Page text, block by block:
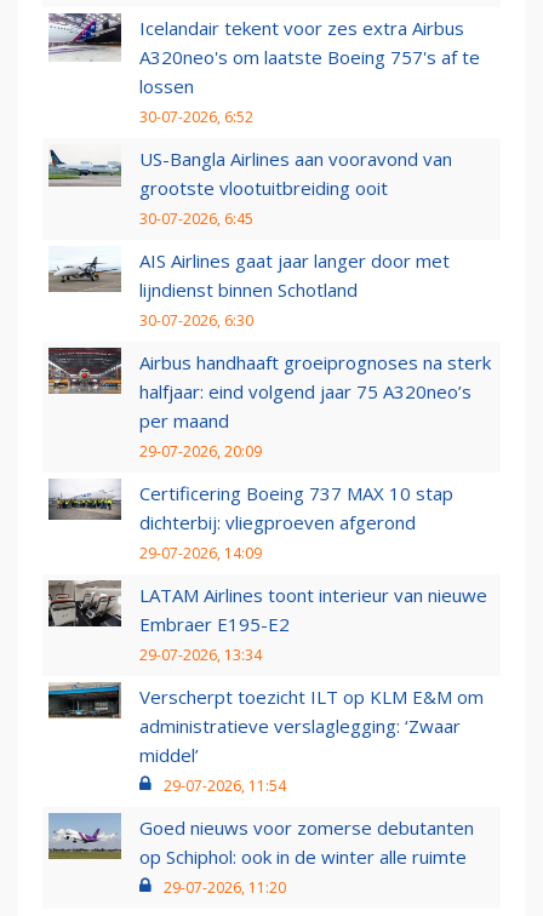
Icelandair tekent voor zes extra Airbus
A320neo's om laatste Boeing 757's af te
lossen
30-07-2026, 6:52
US-Bangla Airlines aan vooravond van
grootste vlootuitbreiding ooit
30-07-2026, 6:45
AIS Airlines gaat jaar langer door met
lijndienst binnen Schotland
30-07-2026, 6:30
Airbus handhaaft groeiprognoses na sterk
halfjaar: eind volgend jaar 75 A320neo’s
per maand
29-07-2026, 20:09
Certificering Boeing 737 MAX 10 stap
dichterbij: vliegproeven afgerond
29-07-2026, 14:09
LATAM Airlines toont interieur van nieuwe
Embraer E195-E2
29-07-2026, 13:34
Verscherpt toezicht ILT op KLM E&M om
administratieve verslaglegging: ‘Zwaar
middel’
29-07-2026, 11:54
Goed nieuws voor zomerse debutanten
op Schiphol: ook in de winter alle ruimte
29-07-2026, 11:20